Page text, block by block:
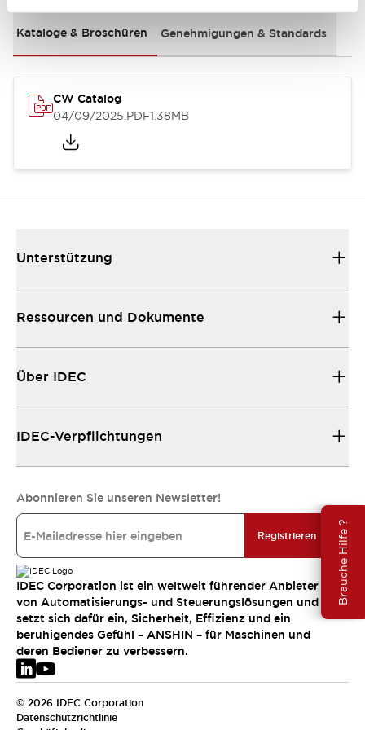
Brauche Hilfe ?
Kataloge & Broschüren Genehmigungen & Standards
CW Catalog
04/09/2025.PDF1.38MB
Unterstützung
Ressourcen und Dokumente
Über IDEC
IDEC-Verpflichtungen
Abonnieren Sie unseren Newsletter!
Registrieren
IDEC Corporation ist ein weltweit führender Anbieter
von Automatisierungs- und Steuerungslösungen und
setzt sich dafür ein, Sicherheit, Effizienz und ein
beruhigendes Gefühl – ANSHIN – für Maschinen und
deren Bediener zu verbessern.
© 2026 IDEC Corporation
Datenschutzrichtlinie